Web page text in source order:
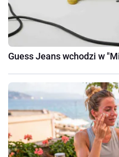
Guess Jeans wchodzi w